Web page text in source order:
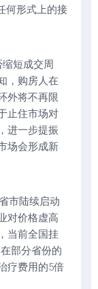
何形式上的接
短成交周
，购房人在
外将不再限
止住市场对
进一步提振
场会形成新
市陆续启动
对价格虚高
当前全国挂
部分省份的
疗费用的5倍